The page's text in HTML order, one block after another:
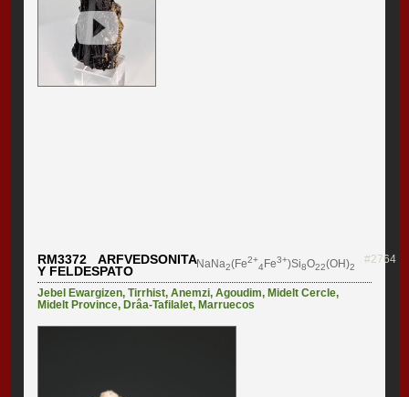
RM3372 ARFVEDSONITA
Y FELDESPATO
NaNa2(Fe2+
4Fe3+)Si8O22(OH)2
#2764
Jebel Ewargizen,Tirrhist,Anemzi,Agoudim, Midelt Cercle,
Midelt Province, Drâa-Tafilalet, Marruecos